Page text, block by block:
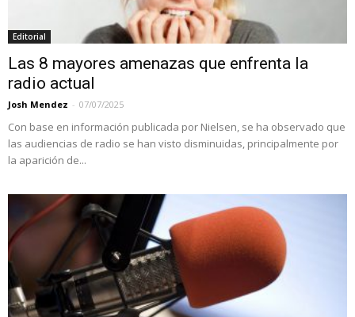
Editorial
Las 8 mayores amenazas que enfrenta la
radio actual
Josh Mendez - 07/07/2025
Con base en información publicada por Nielsen, se ha observado que
las audiencias de radio se han visto disminuidas, principalmente por
la aparición de...